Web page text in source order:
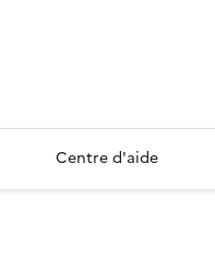
Centre d'aide